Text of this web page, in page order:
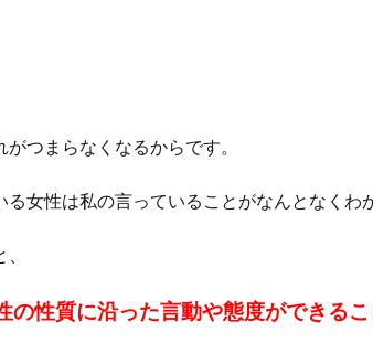
つまらなくなるからです。
女性は私の言っていることがなんとなくわ
の性質に沿った言動や態度ができるこ